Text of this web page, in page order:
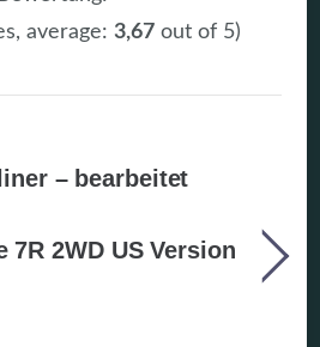
average: 3,67 out of 5)
– bearbeitet
7R 2WD US Version